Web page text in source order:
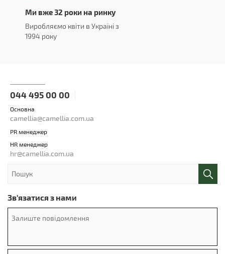
Ми вже 32 роки на ринку
Виробляємо квіти в Україні з
1994 року
044 495 00 00
Основна
camellia@camellia.com.ua
PR менеджер
HR менеджер
hr@camellia.com.ua
Зв'язатися з нами